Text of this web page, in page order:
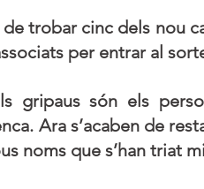
de trobar cinc dels nou
per entrar al
gripaus són els
Ara s’acaben de
noms que s’han triat